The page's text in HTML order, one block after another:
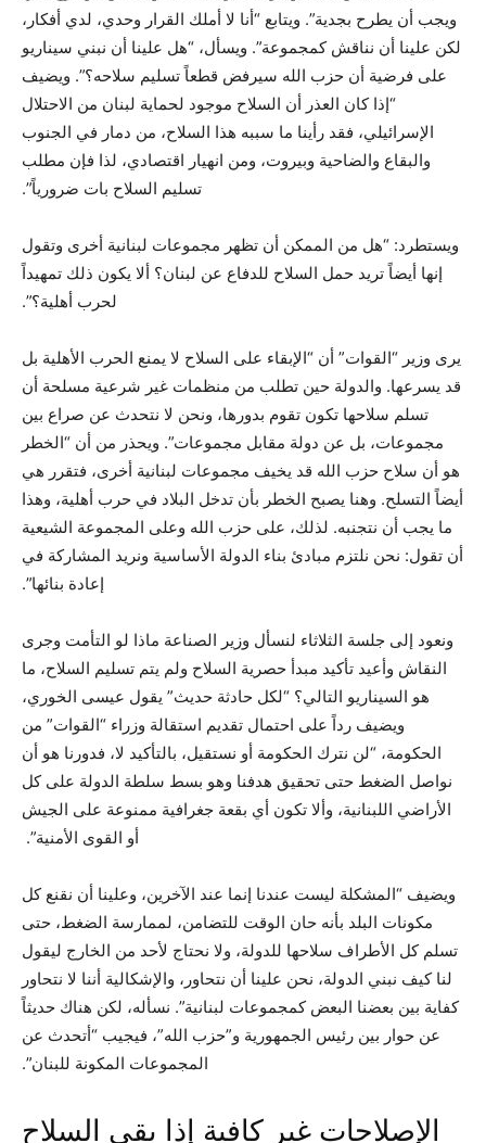
ويجب أن يطرح بجدية”. ويتابع “أنا لا أملك القرار وحدي، لدي أفكار،
لكن علينا أن نناقش كمجموعة”. ويسأل، “هل علينا أن نبني سيناريو
على فرضية أن حزب الله سيرفض قطعاً تسليم سلاحه؟”. ويضيف
“إذا كان العذر أن السلاح موجود لحماية لبنان من الاحتلال
الإسرائيلي، فقد رأينا ما سببه هذا السلاح، من دمار في الجنوب
والبقاع والضاحية وبيروت، ومن انهيار اقتصادي، لذا فإن مطلب
تسليم السلاح بات ضرورياً”.
ويستطرد: “هل من الممكن أن تظهر مجموعات لبنانية أخرى وتقول
إنها أيضاً تريد حمل السلاح للدفاع عن لبنان؟ ألا يكون ذلك تمهيداً
لحرب أهلية؟”.
يرى وزير “القوات” أن “الإبقاء على السلاح لا يمنع الحرب الأهلية بل
قد يسرعها. والدولة حين تطلب من منظمات غير شرعية مسلحة أن
تسلم سلاحها تكون تقوم بدورها، ونحن لا نتحدث عن صراع بين
مجموعات، بل عن دولة مقابل مجموعات”. ويحذر من أن “الخطر
هو أن سلاح حزب الله قد يخيف مجموعات لبنانية أخرى، فتقرر هي
أيضاً التسلح. وهنا يصبح الخطر بأن تدخل البلاد في حرب أهلية، وهذا
ما يجب أن نتجنبه. لذلك، على حزب الله وعلى المجموعة الشيعية
أن تقول: نحن نلتزم مبادئ بناء الدولة الأساسية ونريد المشاركة في
إعادة بنائها”.
ونعود إلى جلسة الثلاثاء لنسأل وزير الصناعة ماذا لو التأمت وجرى
النقاش وأعيد تأكيد مبدأ حصرية السلاح ولم يتم تسليم السلاح، ما
هو السيناريو التالي؟ “لكل حادثة حديث” يقول عيسى الخوري،
ويضيف رداً على احتمال تقديم استقالة وزراء “القوات” من
الحكومة، “لن نترك الحكومة أو نستقيل، بالتأكيد لا، فدورنا هو أن
نواصل الضغط حتى تحقيق هدفنا وهو بسط سلطة الدولة على كل
الأراضي اللبنانية، وألا تكون أي بقعة جغرافية ممنوعة على الجيش
أو القوى الأمنية”.
ويضيف “المشكلة ليست عندنا إنما عند الآخرين، وعلينا أن نقنع كل
مكونات البلد بأنه حان الوقت للتضامن، لممارسة الضغط، حتى
تسلم كل الأطراف سلاحها للدولة، ولا نحتاج لأحد من الخارج ليقول
لنا كيف نبني الدولة، نحن علينا أن نتحاور، والإشكالية أننا لا نتحاور
كفاية بين بعضنا البعض كمجموعات لبنانية”. نسأله، لكن هناك حديثاً
عن حوار بين رئيس الجمهورية و”حزب الله”، فيجيب “أتحدث عن
المجموعات المكونة للبنان”.
الإصلاحات غير كافية إذا بقي السلاح